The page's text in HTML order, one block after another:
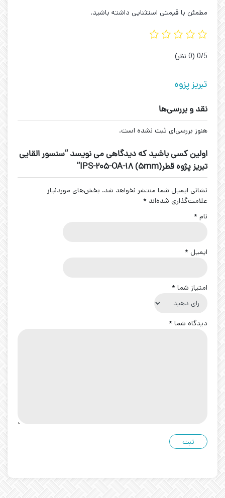
مطمئن با قیمتی استثنایی داشته باشید.
‫0/5 ‫(0 نظر)
تبریز پزوه
نقد و بررسی‌ها
هنوز بررسی‌ای ثبت نشده است.
اولین کسی باشید که دیدگاهی می نویسد “سنسور القایی
تبریز پژوه قطر(5mm) IPS-205-OA-18”
نشانی ایمیل شما منتشر نخواهد شد. بخش‌های موردنیاز
علامت‌گذاری شده‌اند *
نام *
ایمیل *
امتیاز شما *
دیدگاه شما *